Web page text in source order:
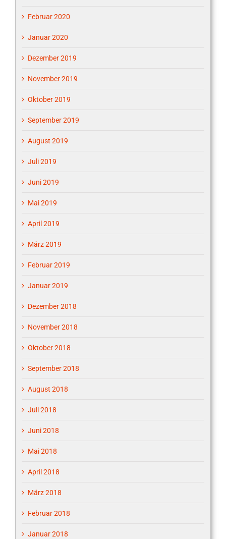
Februar 2020
Januar 2020
Dezember 2019
November 2019
Oktober 2019
September 2019
August 2019
Juli 2019
Juni 2019
Mai 2019
April 2019
März 2019
Februar 2019
Januar 2019
Dezember 2018
November 2018
Oktober 2018
September 2018
August 2018
Juli 2018
Juni 2018
Mai 2018
April 2018
März 2018
Februar 2018
Januar 2018